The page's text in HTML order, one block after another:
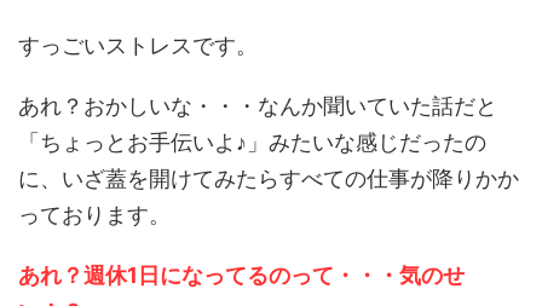
すっごいストレスです。
あれ？おかしいな・・・なんか聞いていた話だと
「ちょっとお手伝いよ♪」みたいな感じだったの
に、いざ蓋を開けてみたらすべての仕事が降りかか
っております。
あれ？週休1日になってるのって・・・気のせ